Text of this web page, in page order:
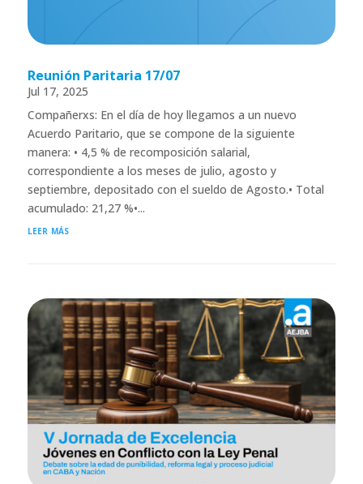
Reunión Paritaria 17/07
Jul 17, 2025
Compañerxs: En el día de hoy llegamos a un nuevo
Acuerdo Paritario, que se compone de la siguiente
manera: • 4,5 % de recomposición salarial,
correspondiente a los meses de julio, agosto y
septiembre, depositado con el sueldo de Agosto.• Total
acumulado: 21,27 %•...
leer más